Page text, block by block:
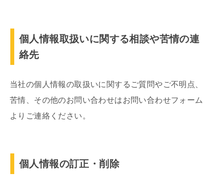
個人情報取扱いに関する相談や苦情の連
絡先
当社の個人情報の取扱いに関するご質問やご不明点、
苦情、その他のお問い合わせはお問い合わせフォーム
よりご連絡ください。
個人情報の訂正・削除